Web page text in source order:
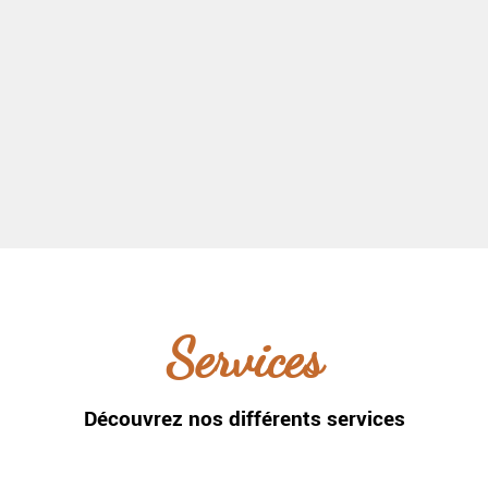
par téléphone Neuilly-
Services
Découvrez nos différents services